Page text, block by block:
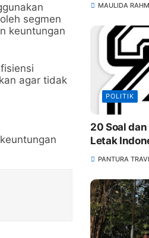
segmen
keuntungan
agar tidak
MAULIDA
POLITIK
20 Soal dan
Letak
PANTURA